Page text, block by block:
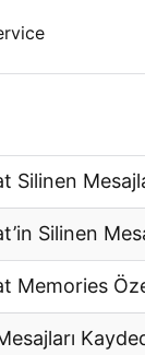
Silinen
Silinen
Memories
Mesajları